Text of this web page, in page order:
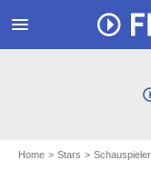
menu
Home Stars Schauspieler